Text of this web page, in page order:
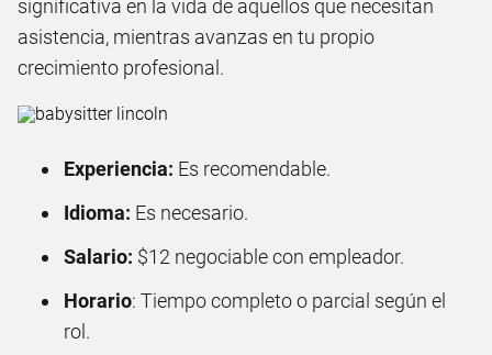
significativa en la vida de aquellos que necesitan
asistencia, mientras avanzas en tu propio
crecimiento profesional.
Experiencia: Es recomendable.
Idioma: Es necesario.
Salario: $12 negociable con empleador.
Horario: Tiempo completo o parcial según el
rol.